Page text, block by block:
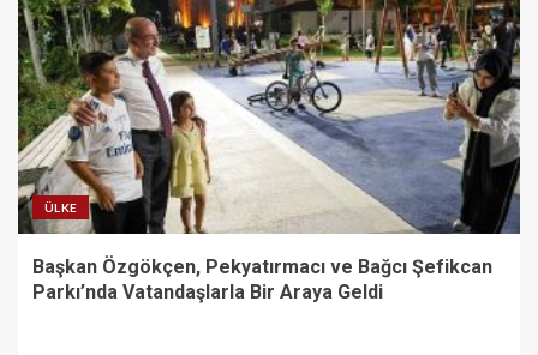
ÜLKE
Başkan Özgökçen, Pekyatırmacı ve Bağcı Şefikcan
Parkı’nda Vatandaşlarla Bir Araya Geldi